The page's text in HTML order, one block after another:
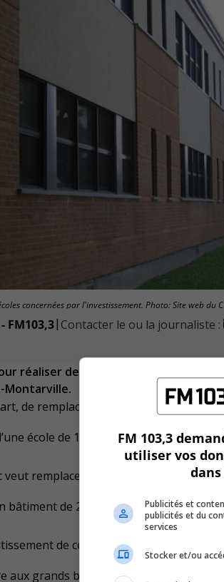
concernées par l'investissement. Photo: Site web du
FM103,3| Contacter le ou la journaliste :
réaliser deux projets
Montarville.
de remplacer et d’agrandir l’école
école de 16 classes, soit trois
remplacer et agrandir est l’école
bâtiment de 24 classes, soit six locaux
de cet ordre à Saint-Bruno en
aux grands besoins en éducation de la
FM 103,3
utiliser vos
Publicités et
publicités et du
services
Stocker et/ou